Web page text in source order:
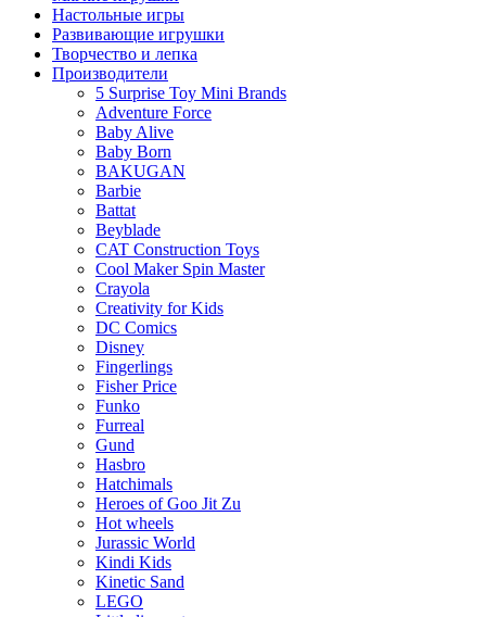
Настольные игры
Развивающие игрушки
Творчество и лепка
Производители
5 Surprise Toy Mini Brands
Adventure Force
Baby Alive
Baby Born
BAKUGAN
Barbie
Battat
Beyblade
CAT Construction Toys
Cool Maker Spin Master
Crayola
Creativity for Kids
DC Comics
Disney
Fingerlings
Fisher Price
Funko
Furreal
Gund
Hasbro
Hatchimals
Heroes of Goo Jit Zu
Hot wheels
Jurassic World
Kindi Kids
Kinetic Sand
LEGO